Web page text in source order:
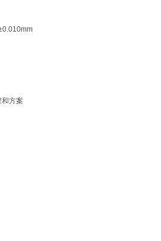
方案